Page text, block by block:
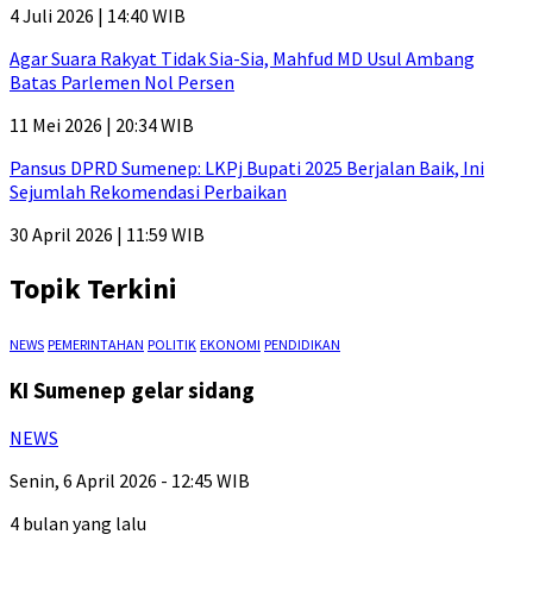
4 Juli 2026 | 14:40 WIB
Agar Suara Rakyat Tidak Sia-Sia, Mahfud MD Usul Ambang
Batas Parlemen Nol Persen
11 Mei 2026 | 20:34 WIB
Pansus DPRD Sumenep: LKPj Bupati 2025 Berjalan Baik, Ini
Sejumlah Rekomendasi Perbaikan
30 April 2026 | 11:59 WIB
Topik Terkini
NEWS PEMERINTAHAN POLITIK EKONOMI PENDIDIKAN
KI Sumenep gelar sidang
NEWS
Senin, 6 April 2026 - 12:45 WIB
4 bulan yang lalu